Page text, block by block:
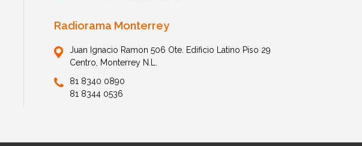
Radiorama Monterrey
Juan Ignacio Ramon 506 Ote. Edificio Latino Piso 29
Centro, Monterrey N.L.
81 8340 0890
81 8344 0536